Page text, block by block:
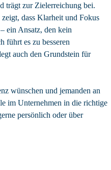
trägt zur Zielerreichung bei.
dass Klarheit und Fokus
ein Ansatz, den kein
führt es zu besseren
auch den Grundstein für
wünschen und jemanden an
im Unternehmen in die richtige
persönlich oder über